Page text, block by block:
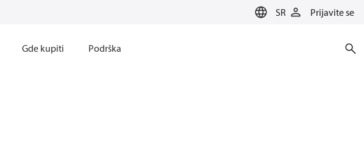
SR Prijavite se
Gde kupiti Podrška